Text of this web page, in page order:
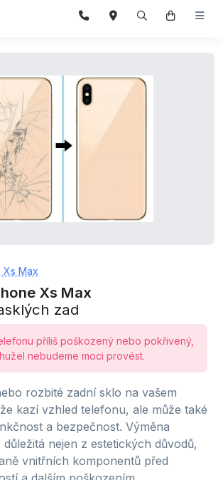
Xs Max
Xs Max
zad
příliš poškozený nebo pokřivený,
nebudeme moci provést.
rozbité zadní sklo na vašem
kazí vzhled telefonu, ale může také
a bezpečnost. Výměna
nejen z estetických důvodů,
vnitřních komponentů před